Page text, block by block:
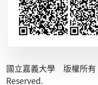
國立嘉義大學 版權所
Reserved.